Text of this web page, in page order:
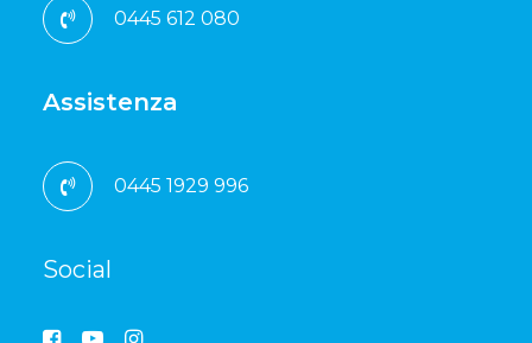
0445 612 080
Assistenza
0445 1929 996
Social